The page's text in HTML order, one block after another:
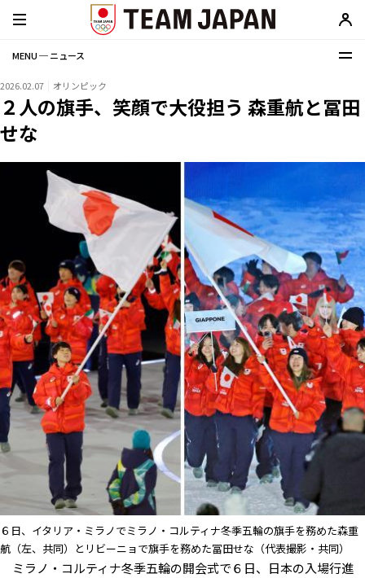
MENU ─ ニュース
2026.02.07 オリンピック
２人の旗手、笑顔で大役担う 森重航と冨田
せな
６日、イタリア・ミラノでミラノ・コルティナ冬季五輪の旗手を務めた森重
航（左、共同）とリビーニョで旗手を務めた冨田せな（代表撮影・共同）
ミラノ・コルティナ冬季五輪の開会式で６日、日本の入場行進